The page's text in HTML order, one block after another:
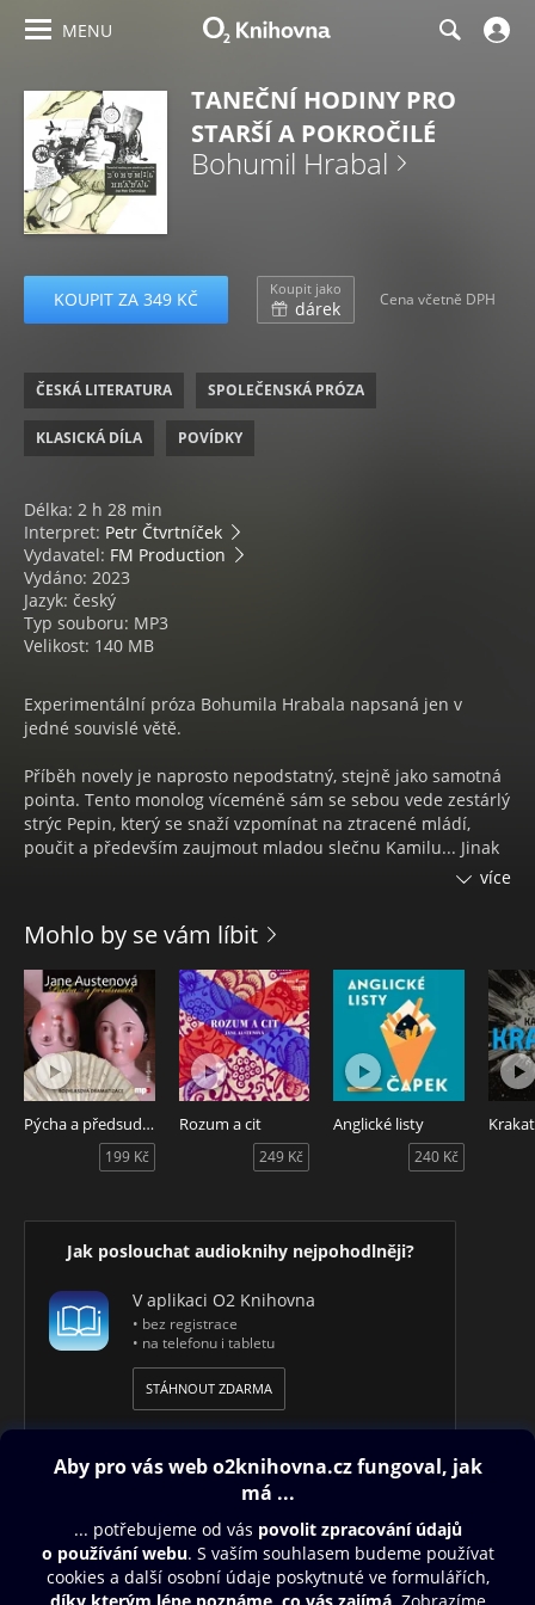
MENU
TANEČNÍ HODINY PRO
STARŠÍ A POKROČILÉ
Bohumil Hrabal
KOUPIT ZA 349 KČ Koupit jako
dárek Cena včetně DPH
ČESKÁ LITERATURA SPOLEČENSKÁ PRÓZA
KLASICKÁ DÍLA POVÍDKY
Délka: 2 h 28 min
Interpret: Petr Čtvrtníček
Vydavatel: FM Production
Vydáno: 2023
Jazyk: český
Typ souboru: MP3
Velikost: 140 MB
Experimentální próza Bohumila Hrabala napsaná jen v
jedné souvislé větě.
Příběh novely je naprosto nepodstatný, stejně jako samotná
pointa. Tento monolog víceméně sám se sebou vede zestárlý
strýc Pepin, který se snaží vzpomínat na ztracené mládí,
poučit a především zaujmout mladou slečnu Kamilu... Jinak
je onen monolog slepenicí nejrůznějších momentů a situací
ale uvažuje i nad tím, který druh piva je nejlepší nebo jestli
se nežilo za Rakouska lépe.
Důležitým zdrojem vypravěčovy "životní moudrosti" je snář
Anny Novákové. Pepin zná zpaměti nepřeberné množství
nejrůznějších snů, které se nějakým způsobem váží k
milostnému životu dané osoby a vždy díky těmto znalostem
pokud se mu nelíbila, odehnat. Dalším důležitým mezníkem
je pro staříka Pohlavní zdravověda páně Batisty, na kterou se
více
Mohlo by se vám líbit
Pýcha a předsudek
199 Kč
Rozum a cit
249 Kč
Anglické listy
240 Kč
Jak poslouchat audioknihy nejpohodlněji?
V aplikaci O2 Knihovna
• bez registrace
• na telefonu i tabletu
STÁHNOUT ZDARMA
Obsah ke stažení
Moje O2 Knihovna